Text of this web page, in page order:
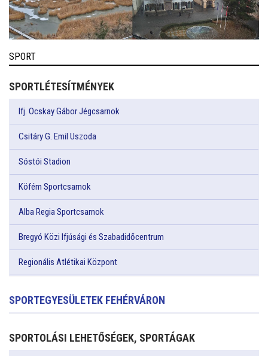
SPORT
SPORTLÉTESÍTMÉNYEK
Ifj. Ocskay Gábor Jégcsarnok
Csitáry G. Emil Uszoda
Sóstói Stadion
Köfém Sportcsarnok
Alba Regia Sportcsarnok
Bregyó Közi Ifjúsági és Szabadidőcentrum
Regionális Atlétikai Központ
SPORTEGYESÜLETEK FEHÉRVÁRON
SPORTOLÁSI LEHETŐSÉGEK, SPORTÁGAK